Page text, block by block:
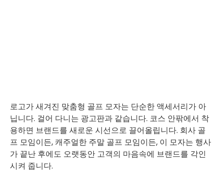
로고가 새겨진 맞춤형 골프 모자는 단순한 액세서리가 아
닙니다. 걸어 다니는 광고판과 같습니다. 코스 안팎에서 착
용하면 브랜드를 새로운 시선으로 끌어올립니다. 회사 골
프 모임이든, 캐주얼한 주말 골프 모임이든, 이 모자는 행사
가 끝난 후에도 오랫동안 고객의 마음속에 브랜드를 각인
시켜 줍니다.